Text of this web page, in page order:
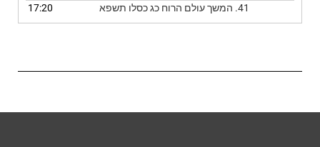
41. המשך עולם הרוח כג כסלו תשפא 17:20